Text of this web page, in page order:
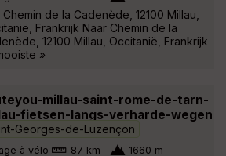
Chemin de la Cadenède, 12100 Millau,
Frankrijk Naar Chemin de la
12100 Millau, Occitanië, Frankrijk
»
millau-saint-rome-de-tarn-
fietsen-langs-verharde-wegen
Georges-de-Luzençon
à vélo 87 km 1660 m